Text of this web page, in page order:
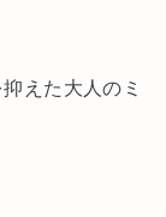
えた大人のミ